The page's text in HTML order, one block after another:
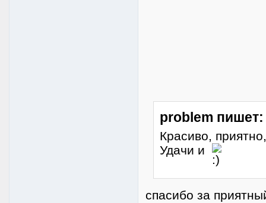
problem пишет:
Красиво,
Удачи и
спасибо за